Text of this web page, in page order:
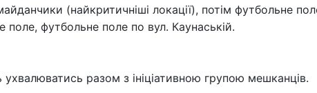
(найкритичніші локації), потім футбольне
футбольне поле по вул. Каунаській.
ухвалюватись разом з ініціативною групою мешканців.